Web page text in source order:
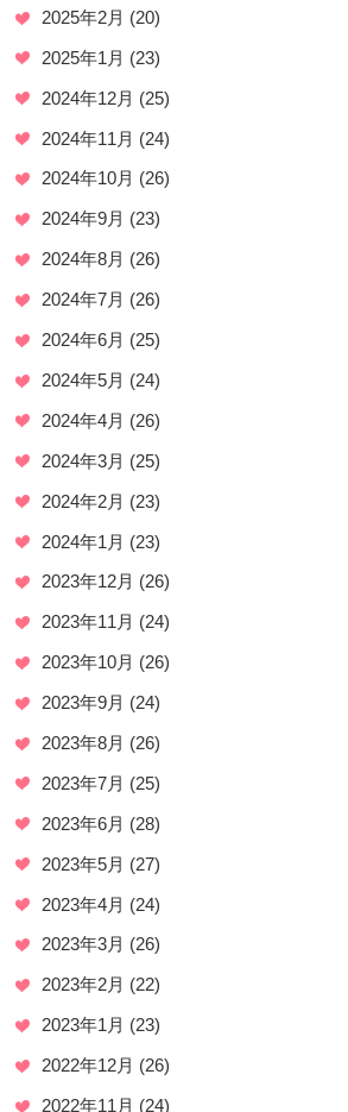
2025年2月 (20)
2025年1月 (23)
2024年12月 (25)
2024年11月 (24)
2024年10月 (26)
2024年9月 (23)
2024年8月 (26)
2024年7月 (26)
2024年6月 (25)
2024年5月 (24)
2024年4月 (26)
2024年3月 (25)
2024年2月 (23)
2024年1月 (23)
2023年12月 (26)
2023年11月 (24)
2023年10月 (26)
2023年9月 (24)
2023年8月 (26)
2023年7月 (25)
2023年6月 (28)
2023年5月 (27)
2023年4月 (24)
2023年3月 (26)
2023年2月 (22)
2023年1月 (23)
2022年12月 (26)
2022年11月 (24)